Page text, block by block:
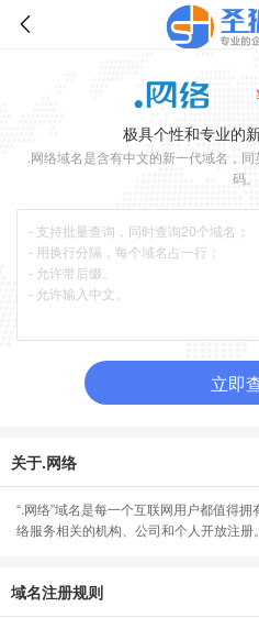
极具个性和专业的
.网络域名是含有中文的新一代域名，
码。
立即
关于.网络
“.网络”域名是每一个互联网用户都值得
络服务相关的机构、公司和个人开放注册。
域名注册规则